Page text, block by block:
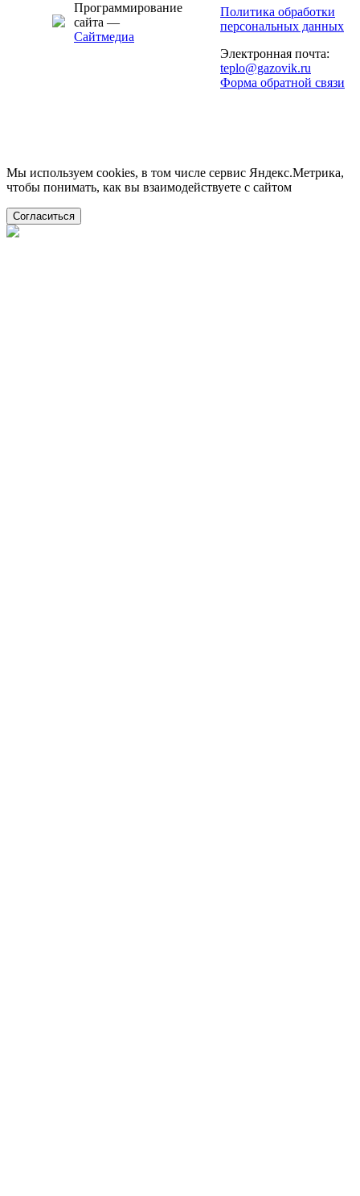
Программирование
сайта —
Сайтмедиа
Политика обработки
персональных данных
Электронная почта:
teplo@gazovik.ru
Форма обратной связи
Мы используем cookies, в том числе сервис Яндекс.Метрика,
чтобы понимать, как вы взаимодействуете с сайтом
Согласиться